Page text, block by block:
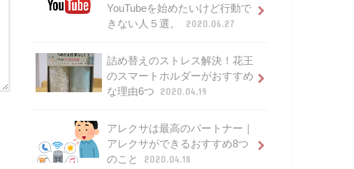
YouTubeを始めたいけど行動で
きない人５選。
2020.06.27
詰め替えのストレス解決！花王
のスマートホルダーがおすすめ
な理由6つ
2020.04.19
アレクサは最高のパートナー｜
アレクサができるおすすめ8つ
のこと
2020.04.18